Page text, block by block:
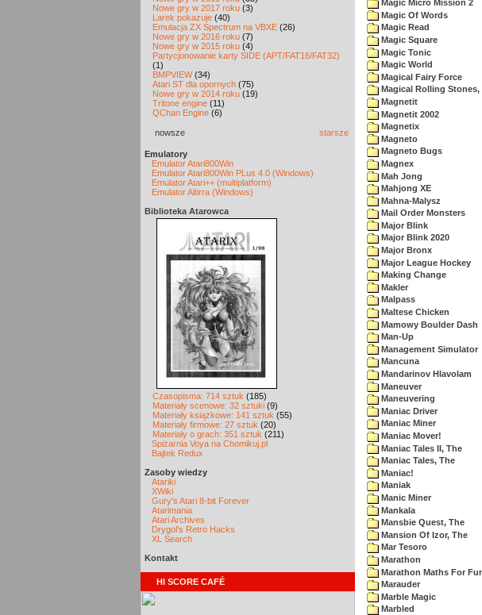
Nowe gry w 2017 roku (3)
Larek pokazuje (40)
Emulacja ZX Spectrum na VBXE (26)
Nowe gry w 2016 roku (7)
Nowe gry w 2015 roku (4)
Partycjonowanie karty SIDE (APT/FAT16/FAT32)
(1)
BMPVIEW(34)
Atari ST dla opornych (75)
Nowe gry w 2014 roku (19)
Tritone engine (11)
QChan Engine (6)
nowsze starsze
Emulatory
Emulator Atari800Win
Emulator Atari800Win PLus 4.0 (Windows)
Emulator Atari++ (multiplatform)
Emulator Altirra (Windows)
Biblioteka Atarowca
Czasopisma: 714 sztuk (185)
Materiały scenowe: 32 sztuki (9)
Materiały książkowe: 141 sztuk (55)
Materiały firmowe: 27 sztuk (20)
Materiały o grach: 351 sztuk (211)
Spiżarnia Voya na Chomikuj.pl
Bajtek Redux
Zasoby wiedzy
Atariki
XWiki
Gury's Atari 8-bit Forever
Atarimania
Atari Archives
Drygol's Retro Hacks
XL Search
Kontakt
HI SCORE CAFÉ
Magic Micro Mission 2
Magic Of Words
Magic Read
Magic Square
Magic Tonic
Magic World
Magical Fairy Force
Magical Rolling Stones,
Magnetit
Magnetit 2002
Magnetix
Magneto
Magneto Bugs
Magnex
Mah Jong
Mahjong XE
Mahna-Malysz
Mail Order Monsters
Major Blink
Major Blink 2020
Major Bronx
Major League Hockey
Making Change
Makler
Malpass
Maltese Chicken
Mamowy Boulder Dash
Man-Up
Management Simulator
Mancuna
Mandarinov Hlavolam
Maneuver
Maneuvering
Maniac Driver
Maniac Miner
Maniac Mover!
Maniac Tales II, The
Maniac Tales, The
Maniac!
Maniak
Manic Miner
Mankala
Mansbie Quest, The
Mansion Of Izor, The
Mar Tesoro
Marathon
Marathon Maths For
Marauder
Marble Magic
Marbled